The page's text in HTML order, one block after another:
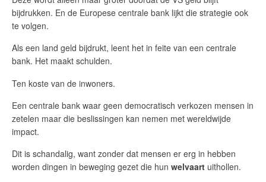
bijdrukken. En de Europese centrale bank lijkt die strategie ook
te volgen.
Als een land geld bijdrukt, leent het in feite van een centrale
bank. Het maakt schulden.
Ten koste van de inwoners.
Een centrale bank waar geen democratisch verkozen mensen in
zetelen maar die beslissingen kan nemen met wereldwijde
impact.
Dit is schandalig, want zonder dat mensen er erg in hebben
worden dingen in beweging gezet die hun welvaart uithollen.